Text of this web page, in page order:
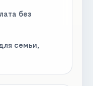
без
семьи,